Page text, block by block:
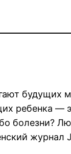
будущих
ребенка —
болезни?
журнал